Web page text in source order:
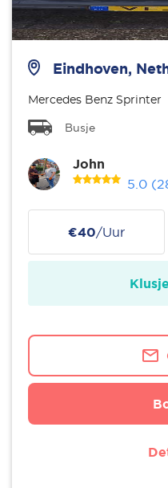
Eindhoven,
Mercedes Benz Sprinter
Busje
John
5.0
€40/Uur